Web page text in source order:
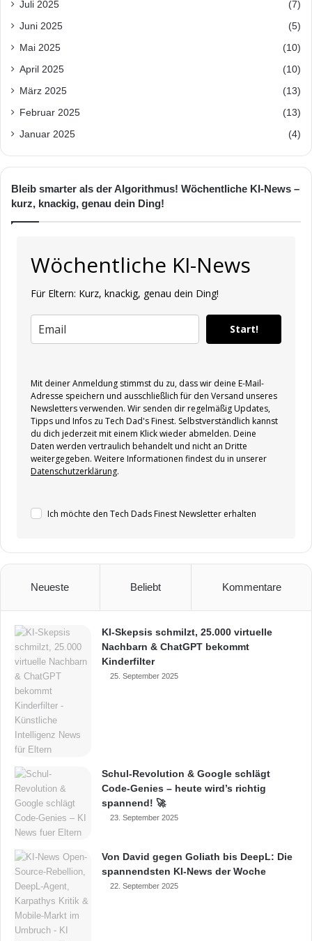
Juli 2025 (7)
Juni 2025 (5)
Mai 2025 (10)
April 2025 (10)
März 2025 (13)
Februar 2025 (13)
Januar 2025 (4)
Bleib smarter als der Algorithmus! Wöchentliche KI-News –
kurz, knackig, genau dein Ding!
Wöchentliche KI-News
Für Eltern: Kurz, knackig, genau dein Ding!
Start!
Mit deiner Anmeldung stimmst du zu, dass wir deine E-Mail-
Adresse speichern und ausschließlich für den Versand unseres
Newsletters verwenden. Wir senden dir regelmäßig Updates,
Tipps und Infos zu Tech Dad's Finest. Selbstverständlich kannst
du dich jederzeit mit einem Klick wieder abmelden. Deine
Daten werden vertraulich behandelt und nicht an Dritte
weitergegeben. Weitere Informationen findest du in unserer
Datenschutzerklärung.
Ich möchte den Tech Dads Finest Newsletter erhalten
Neueste Beliebt Kommentare
KI-Skepsis schmilzt, 25.000 virtuelle
Nachbarn & ChatGPT bekommt
Kinderfilter
25. September 2025
Schul-Revolution & Google schlägt
Code-Genies – heute wird’s richtig
spannend! 🚀
23. September 2025
Von David gegen Goliath bis DeepL: Die
spannendsten KI-News der Woche
22. September 2025